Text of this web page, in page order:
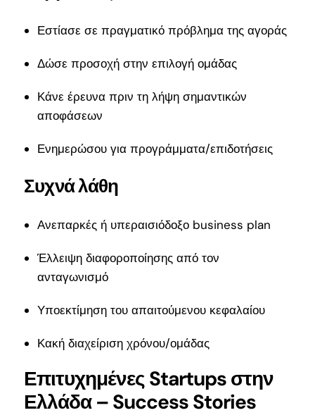
Εστίασε σε πραγματικό πρόβλημα της αγοράς
Δώσε προσοχή στην επιλογή ομάδας
Κάνε έρευνα πριν τη λήψη σημαντικών
αποφάσεων
Ενημερώσου για προγράμματα/επιδοτήσεις
Συχνά λάθη
Ανεπαρκές ή υπεραισιόδοξο business plan
Έλλειψη διαφοροποίησης από τον
ανταγωνισμό
Υποεκτίμηση του απαιτούμενου κεφαλαίου
Κακή διαχείριση χρόνου/ομάδας
Επιτυχημένες Startups στην
Ελλάδα – Success Stories